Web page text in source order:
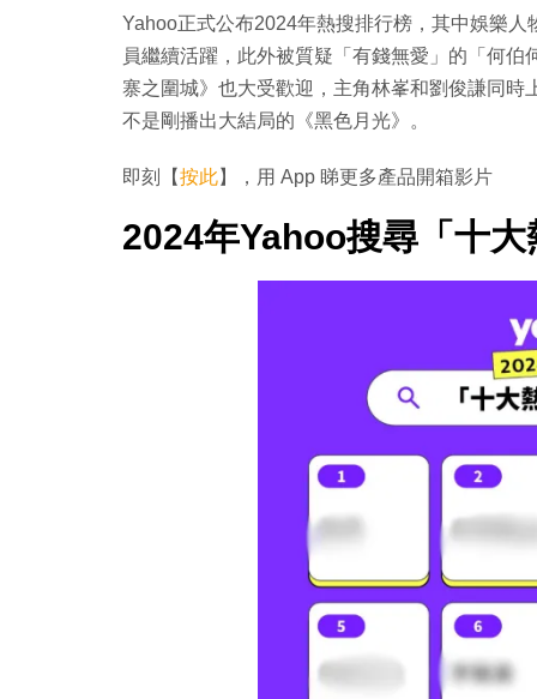
Yahoo正式公布2024年熱搜排行榜，其中娛樂
員繼續活躍，此外被質疑「有錢無愛」的「何
寨之圍城》也大受歡迎，主角林峯和劉俊謙同
不是剛播出大結局的《黑色月光》。
即刻【按此】，用 App 睇更多產品開箱影片
2024年Yahoo搜尋「十
Link